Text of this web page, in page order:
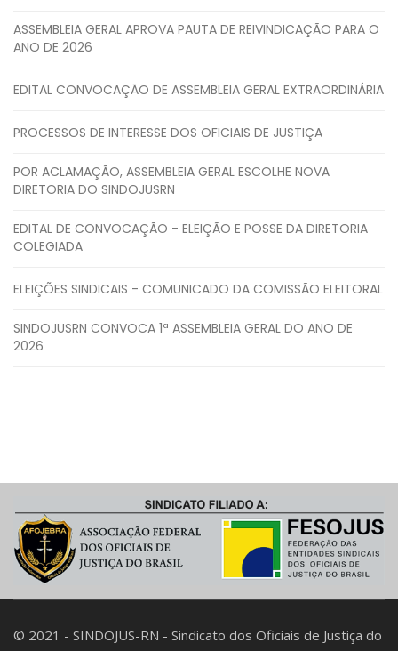
ASSEMBLEIA GERAL APROVA PAUTA DE REIVINDICAÇÃO PARA O
ANO DE 2026
EDITAL CONVOCAÇÃO DE ASSEMBLEIA GERAL EXTRAORDINÁRIA
PROCESSOS DE INTERESSE DOS OFICIAIS DE JUSTIÇA
POR ACLAMAÇÃO, ASSEMBLEIA GERAL ESCOLHE NOVA
DIRETORIA DO SINDOJUSRN
EDITAL DE CONVOCAÇÃO - ELEIÇÃO E POSSE DA DIRETORIA
COLEGIADA
ELEIÇÕES SINDICAIS - COMUNICADO DA COMISSÃO ELEITORAL
SINDOJUSRN CONVOCA 1ª ASSEMBLEIA GERAL DO ANO DE
2026
© 2021 - SINDOJUS-RN - Sindicato dos Oficiais de Justiça do